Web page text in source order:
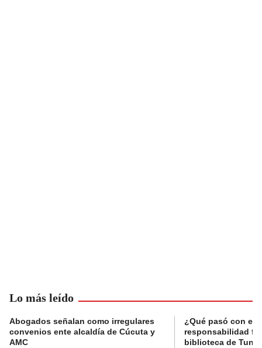
Lo más leído
Abogados señalan como irregulares
convenios ente alcaldía de Cúcuta y
AMC
¿Qué pasó con el
responsabilidad
biblioteca de